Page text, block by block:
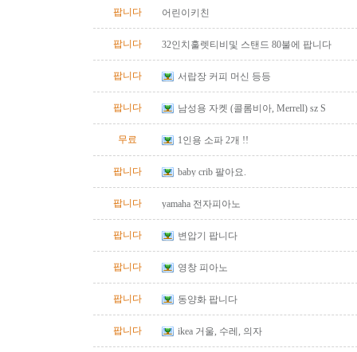
팝니다 어린이키친
팝니다 32인치훌렛티비및 스탠드 80불에 팝니다
팝니다 서랍장 커피 머신 등등
팝니다 남성용 자켓 (콜롬비아, Merrell) sz S
무료 1인용 소파 2개 !!
팝니다 baby crib 팔아요.
팝니다 yamaha 전자피아노
팝니다 변압기 팝니다
팝니다 영창 피아노
팝니다 동양화 팝니다
팝니다 ikea 거울, 수레, 의자